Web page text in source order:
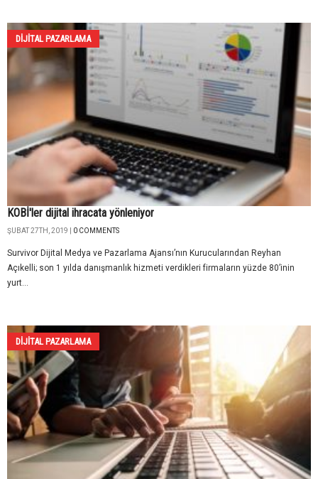
DIJITAL PAZARLAMA
KOBİ'ler dijital ihracata yönleniyor
ŞUBAT 27TH, 2019 | 0 COMMENTS
Survivor Dijital Medya ve Pazarlama Ajansı’nın Kurucularından Reyhan
Açıkelli; son 1 yılda danışmanlık hizmeti verdikleri firmaların yüzde 80’inin
yurt...
DIJITAL PAZARLAMA